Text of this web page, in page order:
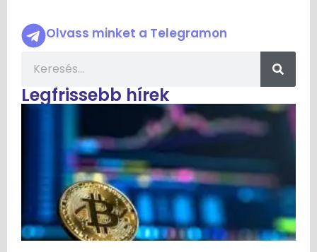
Olvass minket a Telegramon
Legfrissebb hírek